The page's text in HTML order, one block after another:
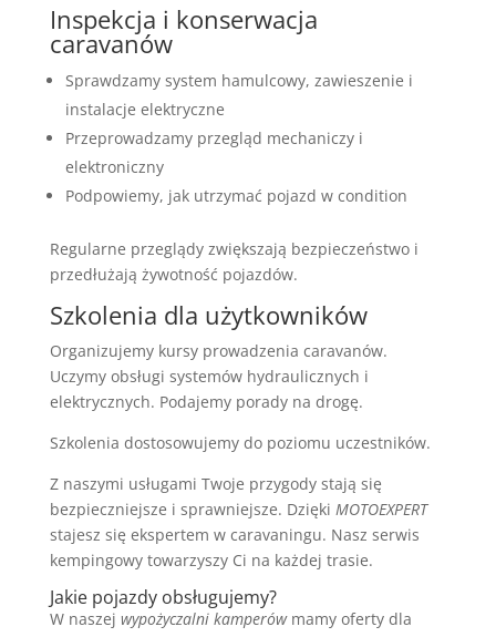
Inspekcja i konserwacja
caravanów
Sprawdzamy system hamulcowy, zawieszenie i
instalacje elektryczne
Przeprowadzamy przegląd mechaniczy i
elektroniczny
Podpowiemy, jak utrzymać pojazd w condition
Regularne przeglądy zwiększają bezpieczeństwo i
przedłużają żywotność pojazdów.
Szkolenia dla użytkowników
Organizujemy kursy prowadzenia caravanów.
Uczymy obsługi systemów hydraulicznych i
elektrycznych. Podajemy porady na drogę.
Szkolenia dostosowujemy do poziomu uczestników.
Z naszymi usługami Twoje przygody stają się
bezpieczniejsze i sprawniejsze. Dzięki MOTOEXPERT
stajesz się ekspertem w caravaningu. Nasz serwis
kempingowy towarzyszy Ci na każdej trasie.
Jakie pojazdy obsługujemy?
W naszej wypożyczalni kamperówmamy oferty dla